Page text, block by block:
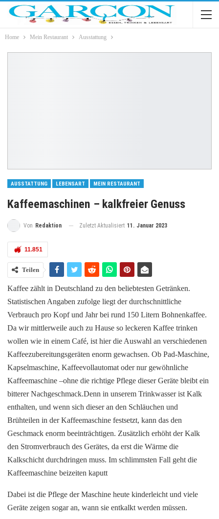
Home Mein Restaurant Ausstattung
AUSSTATTUNG LEBENSART MEIN RESTAURANT
Kaffeemaschinen – kalkfreier Genuss
Von Redaktion Zuletzt Aktualisiert 11. Januar 2023
11.851
Teilen
Kaffee zählt in Deutschland zu den beliebtesten Getränken.
Statistischen Angaben zufolge liegt der durchschnittliche
Verbrauch pro Kopf und Jahr bei rund 150 Litern Bohnenkaffee.
Da wir mittlerweile auch zu Hause so leckeren Kaffee trinken
wollen wie in einem Café, ist hier die Auswahl an verschiedenen
Kaffeezubereitungsgeräten enorm gewachsen. Ob Pad-Maschine,
Kapselmaschine, Kaffeevollautomat oder nur gewöhnliche
Kaffeemaschine –ohne die richtige Pflege dieser Geräte bleibt ein
bitterer Nachgeschmack.Denn in unserem Trinkwasser ist Kalk
enthalten, und wenn sich dieser an den Schläuchen und
Brühteilen in der Kaffeemaschine festsetzt, kann das den
Geschmack enorm beeinträchtigen. Zusätzlich erhöht der Kalk
den Stromverbrauch des Gerätes, da erst die Wärme die
Kalkschicht durchdringen muss. Im schlimmsten Fall geht die
Kaffeemaschine beizeiten kaputt
Dabei ist die Pflege der Maschine heute kinderleicht und viele
Geräte zeigen sogar an, wann sie entkalkt werden müssen.